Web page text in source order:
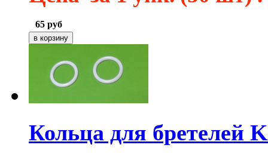
65 руб
Кольца для бретелей